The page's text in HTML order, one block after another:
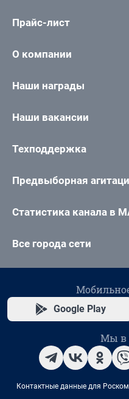
Прайс-лист
О компании
Наши награды
Наши вакансии
Техподдержка
Предвыборная
Статистика канала в
Все города сети
Google Play
Мы в
Контактные данные для